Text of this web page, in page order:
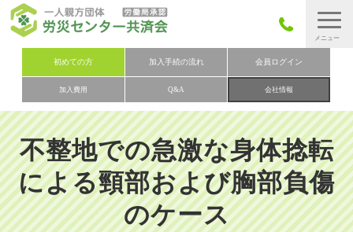
初めての方 加入手続の流れ 会員ログイン
加入費用 Q&A 会社情報
労災保険とは
労災保険の取りまとめ
労災保険加入手続きの流れ
加入費用
加入申込み
会社概要
不整地での急激な身体捻転
による頸部および胸部負傷
のケース